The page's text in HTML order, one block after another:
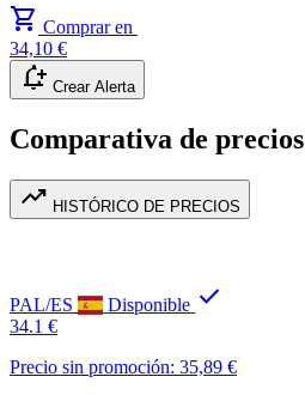
shopping_cart Comprar en
34,10 €
notification_add Crear Alerta
Comparativa de precios
trending_up HISTÓRICO DE PRECIOS
PAL/ES Disponible check
34.1 €
Precio sin promoción: 35,89 €